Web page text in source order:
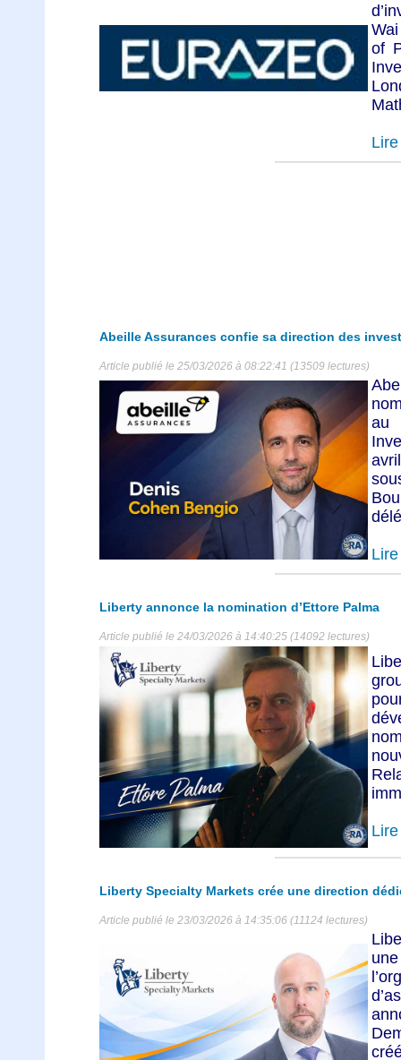
of
Abeille Assurances confie sa direction des
Article publié le 25/03/2026 à 08:22:41 (13509 lectures)
au
Liberty annonce la nomination d’Ettore Palma
Article publié le 24/03/2026 à 14:40:25 (14092 lectures)
Liberty Specialty Markets crée une direction
Article publié le 23/03/2026 à 14:35:06 (11124 lectures)